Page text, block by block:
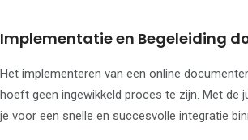
bouwen en
hoe op te
Online
Implementatie en Begeleiding
Het implementeren van een online
hoeft geen ingewikkeld proces te zijn. Met de
je voor een snelle en succesvolle integratie